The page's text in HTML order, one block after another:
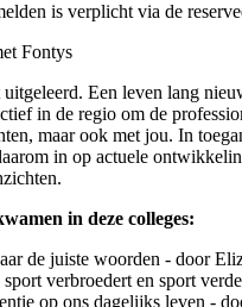
is verplicht via de
Fontys
Een leven lang
in de regio om de
maar ook met jou. In
in op actuele
in deze colleges:
de juiste woorden - door
verbroedert en sport
op ons dagelijks leven -